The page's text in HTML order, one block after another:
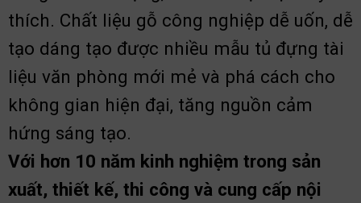
thích. Chất liệu gỗ công nghiệp dễ uốn, dễ
tạo dáng tạo được nhiều mẫu tủ đựng tài
liệu văn phòng mới mẻ và phá cách cho
không gian hiện đại, tăng nguồn cảm
hứng sáng tạo.
Với hơn 10 năm kinh nghiệm trong sản
xuất, thiết kế, thi công và cung cấp nội